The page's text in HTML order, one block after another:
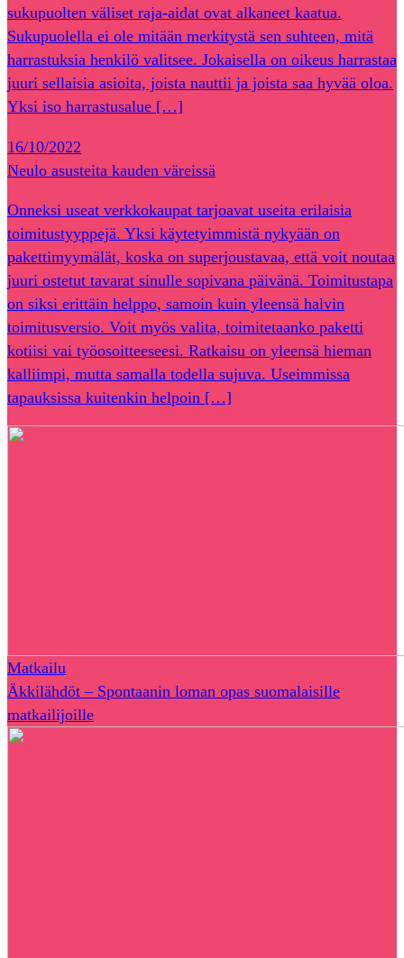
sukupuolten väliset raja-aidat ovat alkaneet kaatua.
Sukupuolella ei ole mitään merkitystä sen suhteen, mitä
harrastuksia henkilö valitsee. Jokaisella on oikeus harrastaa
juuri sellaisia asioita, joista nauttii ja joista saa hyvää oloa.
Yksi iso harrastusalue […]
16/10/2022
Neulo asusteita kauden väreissä
Onneksi useat verkkokaupat tarjoavat useita erilaisia
toimitustyyppejä. Yksi käytetyimmistä nykyään on
pakettimyymälät, koska on superjoustavaa, että voit noutaa
juuri ostetut tavarat sinulle sopivana päivänä. Toimitustapa
on siksi erittäin helppo, samoin kuin yleensä halvin
toimitusversio. Voit myös valita, toimitetaanko paketti
kotiisi vai työosoitteeseesi. Ratkaisu on yleensä hieman
kalliimpi, mutta samalla todella sujuva. Useimmissa
tapauksissa kuitenkin helpoin […]
Matkailu
Äkkilähdöt – Spontaanin loman opas suomalaisille
matkailijoille